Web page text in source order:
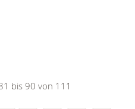
bis 90 von 111